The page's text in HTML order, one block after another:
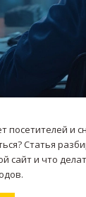
посетителей и
Статья
сайт и что